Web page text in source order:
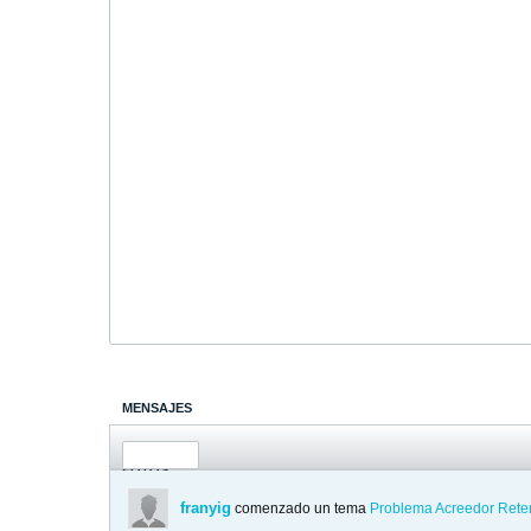
MENSAJES
ÚLTIMA ACTIVIDAD
FOTOS
franyig comenzado un tema Problema Acreedor